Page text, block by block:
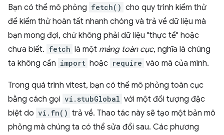
Bạn có thể mô phỏng fetch() cho quy trình kiểm thử
để kiểm thử hoàn tất nhanh chóng và trả về dữ liệu mà
bạn mong đợi, chứ không phải dữ liệu "thực tế" hoặc
chưa biết. fetch là một mảng toàn cục, nghĩa là chúng
ta không cần import hoặc require vào mã của mình.
Trong quá trình vitest, bạn có thể mô phỏng toàn cục
bằng cách gọi vi.stubGlobal với một đối tượng đặc
biệt do vi.fn() trả về. Thao tác này sẽ tạo một bản mô
phỏng mà chúng ta có thể sửa đổi sau. Các phương